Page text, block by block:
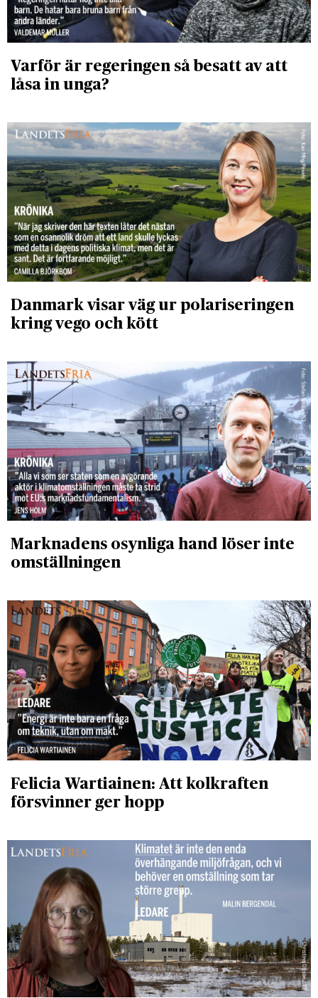
Varför är regeringen så besatt av att
låsa in unga?
Danmark visar väg ur polariseringen
kring vego och kött
Marknadens osynliga hand löser inte
omställningen
Felicia Wartiainen: Att kolkraften
försvinner ger hopp